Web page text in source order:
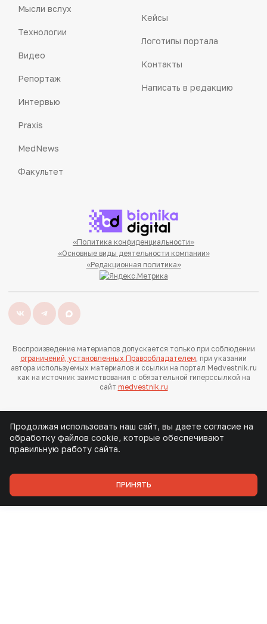
«Политика конфиденциальности»
«Основные виды деятельности компании»
«Редакционная политика»
Мысли вслух
Технологии
Видео
Репортаж
Интервью
Praxis
MedNews
Факультет
Кейсы
Логотипы портала
Контакты
Написать в редакцию
Воспроизведение материалов допускается только при соблюдении
ограничений, установленных Правообладателем , при указании
автора используемых материалов и ссылки на портал Medvestnik.ru
как на источник заимствования с обязательной гиперссылкой на
сайт medvestnik.ru
Продолжая использовать наш сайт, вы даете согласие на
обработку файлов cookie, которые обеспечивают
правильную работу сайта.
ПРИНЯТЬ